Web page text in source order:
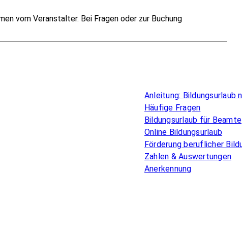
vom Veranstalter. Bei Fragen oder zur Buchung
Anleitung: Bildungsurlaub
Häufige Fragen
Bildungsurlaub für Beamte
Online Bildungsurlaub
Förderung beruflicher
Zahlen & Auswertungen
Anerkennung